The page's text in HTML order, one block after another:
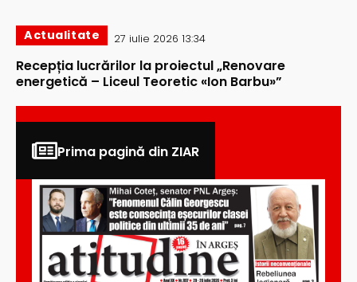
Actualitate 27 iulie 2026 13:34
Recepția lucrărilor la proiectul „Renovare
energetică – Liceul Teoretic «Ion Barbu»”
Prima pagină din ZIAR